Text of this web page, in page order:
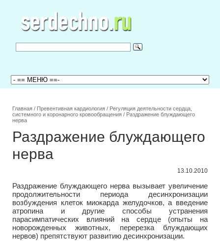
Главная / Превентивная кардиология / Регуляция деятельности сердца,
системного и коронарного кровообращения / Раздражение блуждающего
нерва
Раздражение блуждающего
нерва
13.10.2010
Раздражение блуждающего нерва вызывает увеличение
продолжительности периода десинхронизации
возбуждения клеток миокарда желудочков, а введение
атропина и другие способы устранения
парасимпатических влияний на сердце (опыты на
новорожденных животных, перерезка блуждающих
нервов) препятствуют развитию десинхронизации.